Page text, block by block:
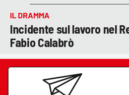
IL DRAMMA
Incidente sul lavoro nel
Fabio Calabrò